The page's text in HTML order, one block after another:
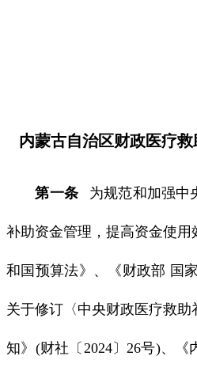
内蒙古自治区财政医疗
第一条为规范和加强中
补助资金管理，提高资金使
和国预算法》、《财政部 国
关于修订〈中央财政医疗救
知》(财社〔2024〕26号)、